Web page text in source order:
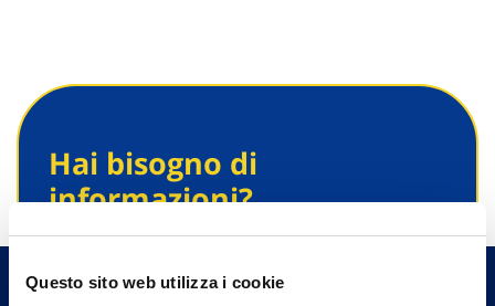
Questo sito web utilizza i cookie
Hai bisogno di
informazioni?
Trova l'Agenzia più vicina a te e parla con